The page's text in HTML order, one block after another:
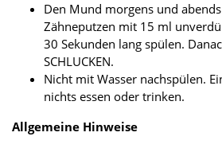
Den Mund morgens und
Zähneputzen mit 15 ml
30 Sekunden lang spülen.
SCHLUCKEN.
Nicht mit Wasser nachspülen.
nichts essen oder trinken.
Allgemeine Hinweise